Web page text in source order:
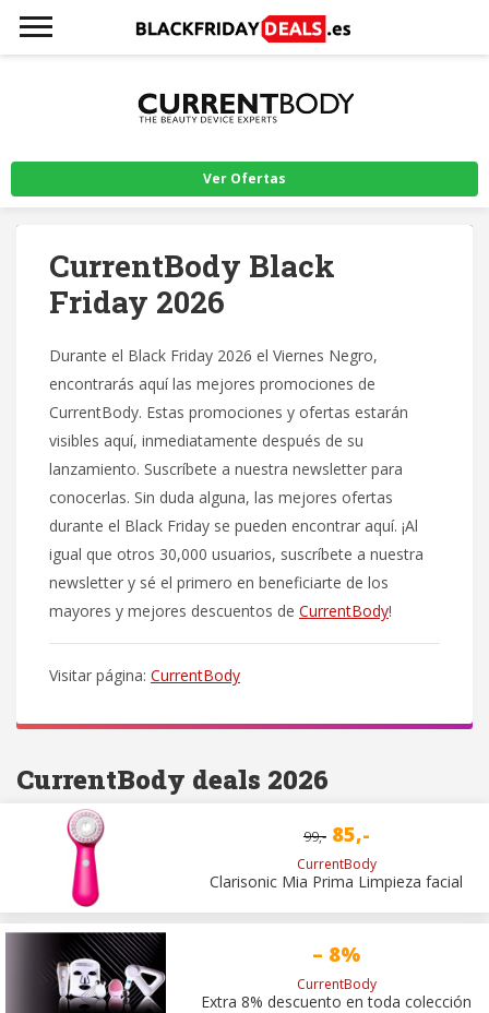
Ver Ofertas
CurrentBody Black
Friday 2026
Durante el Black Friday 2026 el Viernes Negro,
encontrarás aquí las mejores promociones de
CurrentBody. Estas promociones y ofertas estarán
visibles aquí, inmediatamente después de su
lanzamiento. Suscríbete a nuestra newsletter para
conocerlas. Sin duda alguna, las mejores ofertas
durante el Black Friday se pueden encontrar aquí. ¡Al
igual que otros 30,000 usuarios, suscríbete a nuestra
newsletter y sé el primero en beneficiarte de los
mayores y mejores descuentos de CurrentBody!
Visitar página: CurrentBody
CurrentBody deals 2026
99,- 85,-
CurrentBody
Clarisonic Mia Prima Limpieza facial
– 8%
CurrentBody
Extra 8% descuento en toda colección